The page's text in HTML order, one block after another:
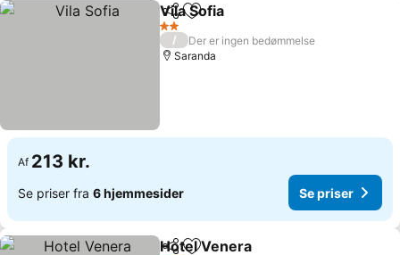
Del Føj til favoritter
Vila Sofia
2 Stjerner
/
Der er ingen bedømmelse
Saranda
Af 213 kr.
Se priser fra 6 hjemmesider Se priser
Hotel Venera